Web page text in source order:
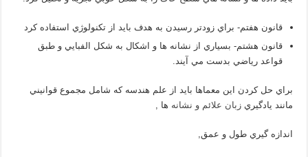
قانون هفتم- براي زودتر رسيدن به هدف بايد از تکنولوژي استفاده کرد
قانون هشتم- بسياري از نشانه ها و اشکال به شکل الفبايي و طبق
قواعد رياضي بدست مي آيند.
براي حل کردن اين معماها بايد از علم هندسه که شامل مجموع قوانيني
مانند يادگيريزبان علائم و نشانه ها ,
اندازه گيري طول و عمق,